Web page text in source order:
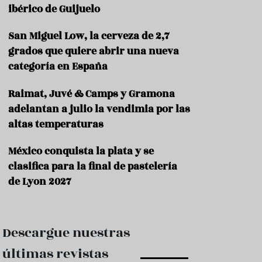
a
u
r
t
s
m
o
ibérico de Guijuelo
San Miguel Low, la cerveza de 2,7
grados que quiere abrir una nueva
categoría en España
Raimat, Juvé & Camps y Gramona
adelantan a julio la vendimia por las
altas temperaturas
México conquista la plata y se
clasifica para la final de pastelería
de Lyon 2027
Descargue nuestras
últimas revistas